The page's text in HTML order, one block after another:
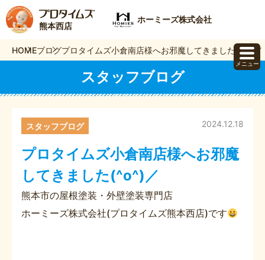
熊本西店
ホーミーズ株式会社
HOMEブログプロタイムズ小倉南店様へお邪魔してきました(^o^)／
スタッフブログ
プロタイムズ小倉南店様へお邪魔
してきました(^o^)／
2024.12.18
スタッフブログ
熊本市の屋根塗装・外壁塗装専門店
ホーミーズ株式会社(プロタイムズ熊本西店)です
メニュー